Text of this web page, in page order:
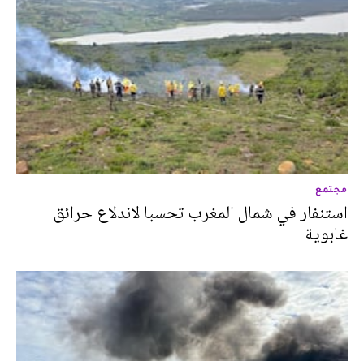
مجتمع
استنفار في شمال المغرب تحسبا لاندلاع حرائق
غابوية